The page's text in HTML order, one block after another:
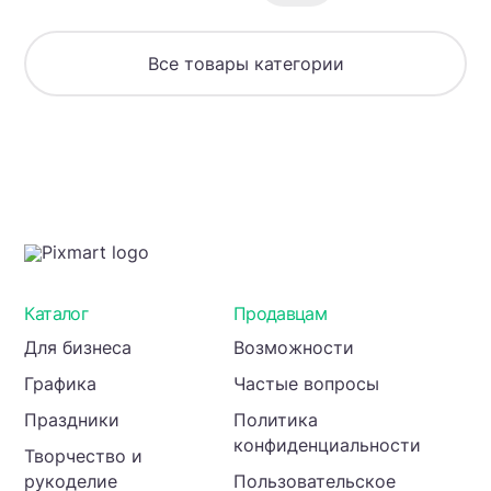
и
домиком
Все товары категории
Каталог
Для бизнеса
Графика
Праздники
Творчество и
рукоделие
Продавцам
Возможности
Частые вопросы
Политика
конфиденциальности
Пользовательское